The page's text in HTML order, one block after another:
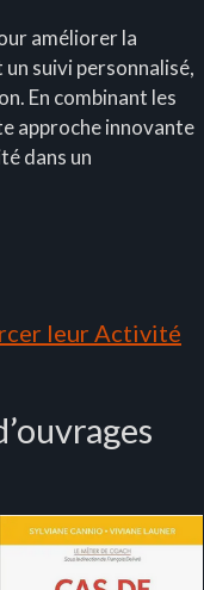
améliorer la
suivi personnalisé,
En combinant les
approche innovante
dans un
leur Activité